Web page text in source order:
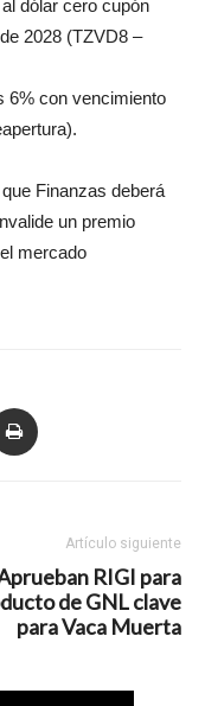
dólar cero cupón
2028 (TZVD8 –
6% con vencimiento
Finanzas deberá
un premio
mercado
Artículo siguiente
RIGI para
de GNL clave
para Vaca Muerta